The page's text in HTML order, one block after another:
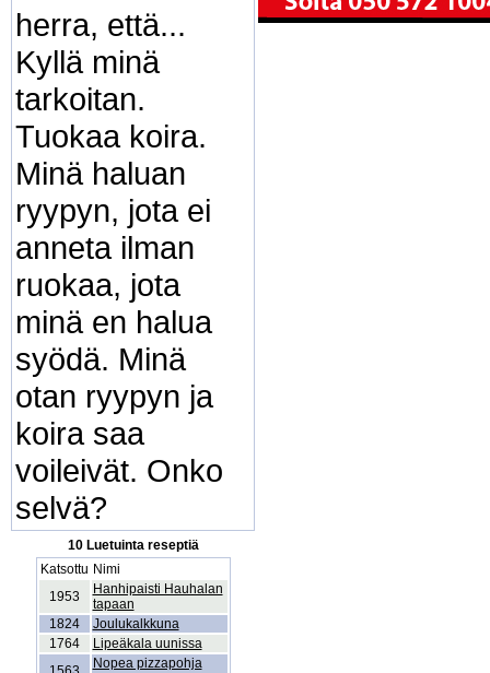
herra, että...
Kyllä minä
tarkoitan.
Tuokaa koira.
Minä haluan
ryypyn, jota ei
anneta ilman
ruokaa, jota
minä en halua
syödä. Minä
otan ryypyn ja
koira saa
voileivät. Onko
selvä?
10 Luetuinta reseptiä
Katsottu Nimi
1953
Hanhipaisti Hauhalan
tapaan
1824
Joulukalkkuna
1764
Lipeäkala uunissa
Nopea pizzapohja